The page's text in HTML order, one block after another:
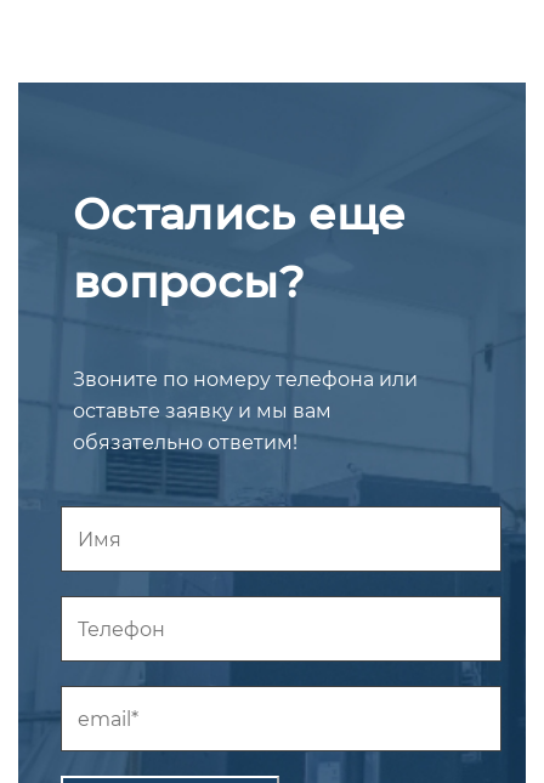
Остались еще
вопросы?
Звоните по номеру телефона или
оставьте заявку и мы вам
обязательно ответим!